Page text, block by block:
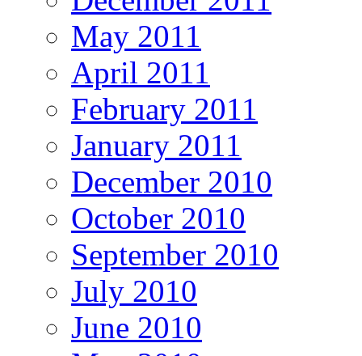
May 2011
April 2011
February 2011
January 2011
December 2010
October 2010
September 2010
July 2010
June 2010